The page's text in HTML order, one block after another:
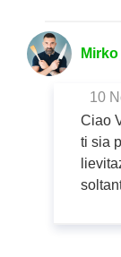
Mirko
10
Ciao
ti sia